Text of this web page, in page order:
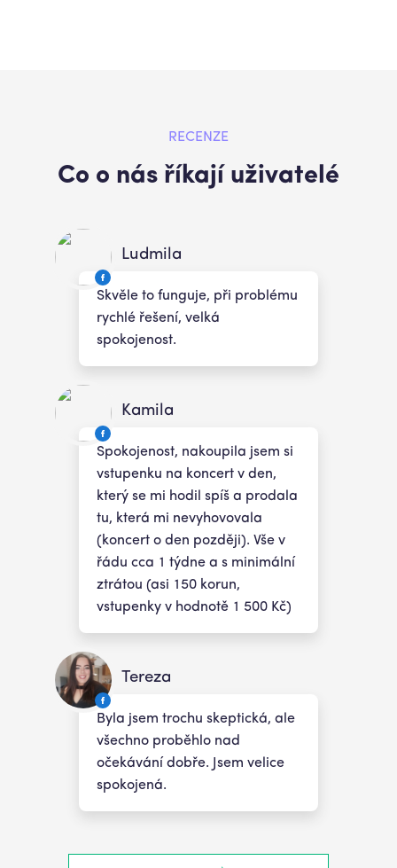
RECENZE
Co o nás říkají uživatelé
Ludmila
Skvěle to funguje, při problému
rychlé řešení, velká
spokojenost.
Kamila
Spokojenost, nakoupila jsem si
vstupenku na koncert v den,
který se mi hodil spíš a prodala
tu, která mi nevyhovovala
(koncert o den později). Vše v
řádu cca 1 týdne a s minimální
ztrátou (asi 150 korun,
vstupenky v hodnotě 1 500 Kč)
Tereza
Byla jsem trochu skeptická, ale
všechno proběhlo nad
očekávání dobře. Jsem velice
spokojená.